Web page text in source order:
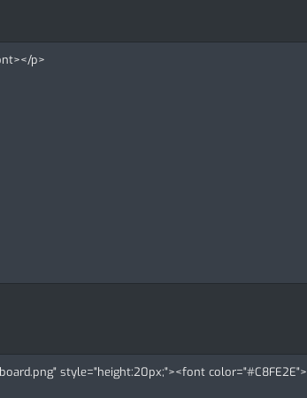
p>
style="height:20px;"><font color="#C8FE2E">